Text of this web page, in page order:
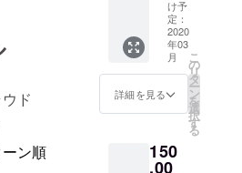
ド
ン順
し上げ
てくだ
さい。
す。 ※
備考欄
に連絡
の取り
やすい
カウン
トとID
ると幸
いで
させて
くださ
い。 ※
できる
だけ安
く済む
手段で
俗に反
する内
ませ
ん。
まで特
徴的な
企画・
コラボ
を多数
を行っ
てきま
れもが
「やら
ントの
協賛と
して紹
介】 約
1年間
Teache
r Aide
ライ
ヤーや
け予
定：
2020
年03
月
詳細を見る
こ
の
リ
タ
ー
ン
を
選
択
す
る
150
,00